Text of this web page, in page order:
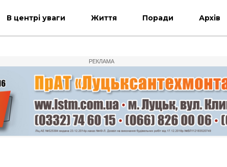
В центрі уваги Життя Поради Архів
РЕКЛАМА